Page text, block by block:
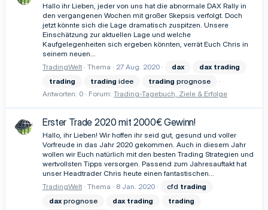
Hallo ihr Lieben, jeder von uns hat die abnormale DAX Rally in
den vergangenen Wochen mit großer Skepsis verfolgt. Doch
jetzt könnte sich die Lage dramatisch zuspitzen. Unsere
Einschätzung zur aktuellen Lage und welche
Kaufgelegenheiten sich ergeben könnten, verrät Euch Chris in
seinem neuen...
TradingWelt Thema 27 Aug. 2020 dax dax trading
trading
trading idee trading prognose
Antworten: 0
Forum: Trading-Tagebuch, Ziele & Erfolge
Erster Trade 2020 mit 2000€ Gewinn!
Hallo, ihr Lieben! Wir hoffen ihr seid gut, gesund und voller
Vorfreude in das Jahr 2020 gekommen. Auch in diesem Jahr
wollen wir Euch natürlich mit den besten Trading Strategien und
wertvollsten Tipps versorgen. Passend zum Jahresauftakt hat
unser Headtrader Chris heute einen fantastischen...
TradingWelt Thema 8 Jan. 2020 cfd trading
daxprognose dax trading trading